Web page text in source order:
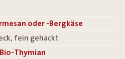
oder -Bergkäse
fein gehackt
Thymian